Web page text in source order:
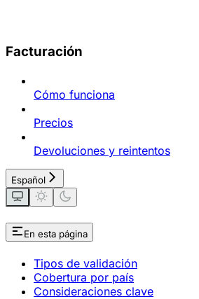
Facturación
Cómo funciona
Precios
Devoluciones y reintentos
Español
En esta página
Tipos de validación
Cobertura por país
Consideraciones clave